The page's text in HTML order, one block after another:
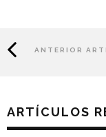
ANTERIOR
ARTÍCULOS